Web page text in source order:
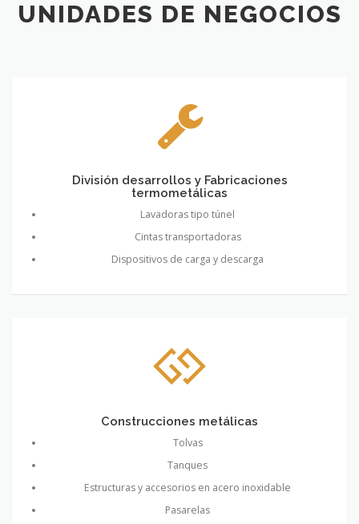
UNIDADES DE NEGOCIOS
División desarrollos y Fabricaciones
termometálicas
Lavadoras tipo túnel
Cintas transportadoras
Dispositivos de carga y descarga
Construcciones metálicas
Tolvas
Tanques
Estructuras y accesorios en acero inoxidable
Pasarelas